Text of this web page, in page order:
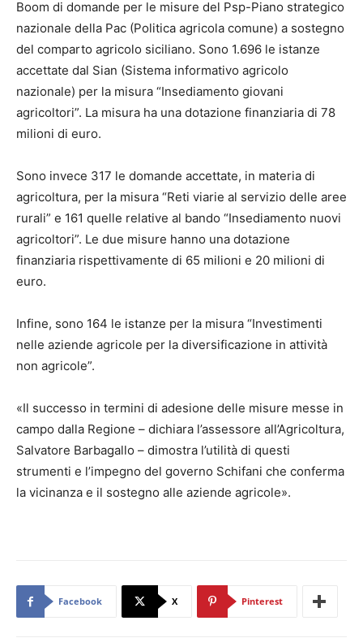
Boom di domande per le misure del Psp-Piano strategico
nazionale della Pac (Politica agricola comune) a sostegno
del comparto agricolo siciliano. Sono 1.696 le istanze
accettate dal Sian (Sistema informativo agricolo
nazionale) per la misura “Insediamento giovani
agricoltori”. La misura ha una dotazione finanziaria di 78
milioni di euro.
Sono invece 317 le domande accettate, in materia di
agricoltura, per la misura “Reti viarie al servizio delle aree
rurali” e 161 quelle relative al bando “Insediamento nuovi
agricoltori”. Le due misure hanno una dotazione
finanziaria rispettivamente di 65 milioni e 20 milioni di
euro.
Infine, sono 164 le istanze per la misura “Investimenti
nelle aziende agricole per la diversificazione in attività
non agricole”.
«Il successo in termini di adesione delle misure messe in
campo dalla Regione – dichiara l’assessore all’Agricoltura,
Salvatore Barbagallo – dimostra l’utilità di questi
strumenti e l’impegno del governo Schifani che conferma
la vicinanza e il sostegno alle aziende agricole».
Facebook X Pinterest